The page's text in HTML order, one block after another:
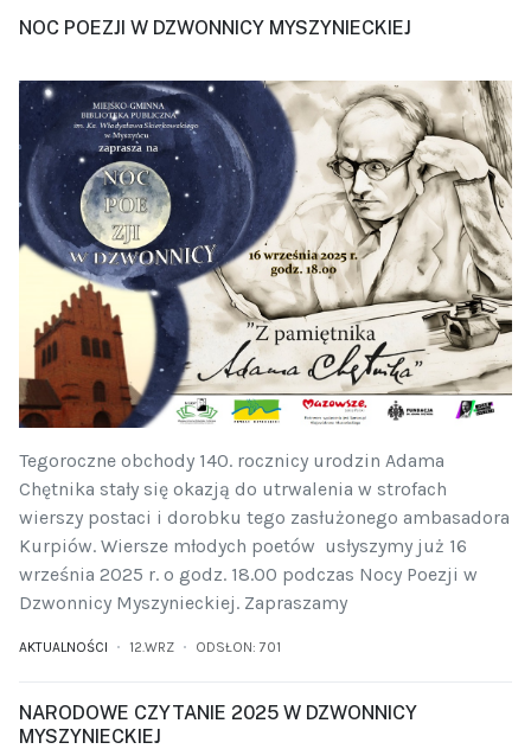
NOC POEZJI W DZWONNICY MYSZYNIECKIEJ
Tegoroczne obchody 140. rocznicy urodzin Adama
Chętnika stały się okazją do utrwalenia w strofach
wierszy postaci i dorobku tego zasłużonego ambasadora
Kurpiów. Wiersze młodych poetów usłyszymy już 16
września 2025 r. o godz. 18.00 podczas Nocy Poezji w
Dzwonnicy Myszynieckiej. Zapraszamy
AKTUALNOŚCI 12.WRZ ODSŁON: 701
NARODOWE CZYTANIE 2025 W DZWONNICY
MYSZYNIECKIEJ